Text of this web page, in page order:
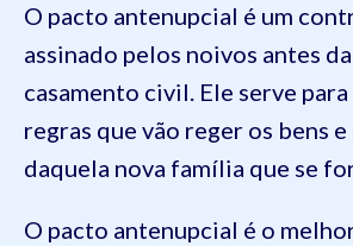
O pacto antenupcial é um
assinado pelos noivos antes
casamento civil. Ele serve
regras que vão reger os bens e
daquela nova família que se
O pacto antenupcial é o